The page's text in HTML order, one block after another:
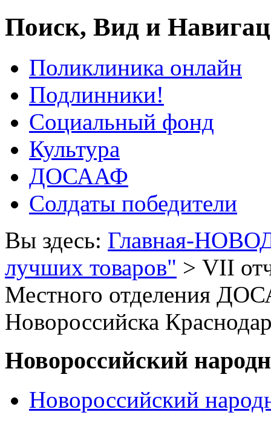
Поиск, Вид и
Поликлиника онлайн
Подлинники!
Социальный фонд
Культура
ДОСААФ
Солдаты победители
Вы здесь: Главная-
лучших товаров" > VII
Местного отделения
Новороссийска
Новороссийский
Новороссийский